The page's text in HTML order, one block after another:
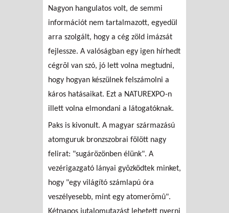
Nagyon hangulatos volt, de semmi
információt nem tartalmazott, egyedül
arra szolgált, hogy a cég zöld imázsát
fejlessze. A valóságban egy igen hírhedt
cégrõl van szó, jó lett volna megtudni,
hogy hogyan készülnek felszámolni a
káros hatásaikat. Ezt a NATUREXPO-n
illett volna elmondani a látogatóknak.
Paks is kivonult. A magyar származású
atomguruk bronzszobrai fölött nagy
felirat: "sugárözönben élünk". A
vezérigazgató lányai gyõzködtek minket,
hogy "egy világító számlapú óra
veszélyesebb, mint egy atomerõmû".